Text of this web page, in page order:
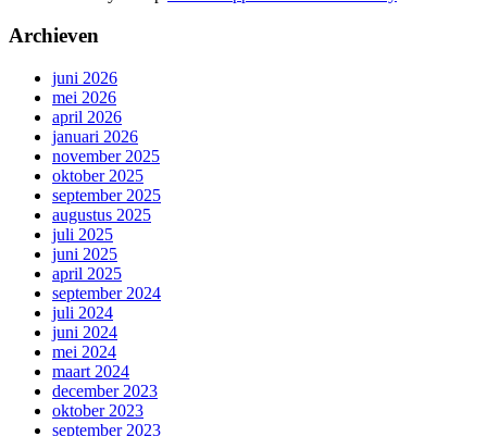
Archieven
juni 2026
mei 2026
april 2026
januari 2026
november 2025
oktober 2025
september 2025
augustus 2025
juli 2025
juni 2025
april 2025
september 2024
juli 2024
juni 2024
mei 2024
maart 2024
december 2023
oktober 2023
september 2023